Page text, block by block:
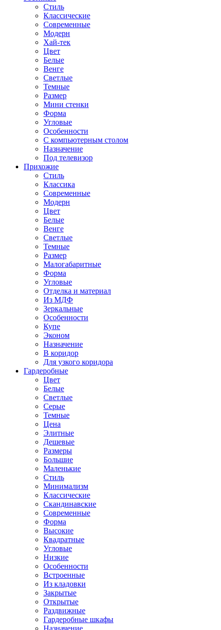
Стиль
Классические
Современные
Модерн
Хай-тек
Цвет
Белые
Венге
Светлые
Темные
Размер
Мини стенки
Форма
Угловые
Особенности
С компьютерным столом
Назначение
Под телевизор
Прихожие
Стиль
Классика
Современные
Модерн
Цвет
Белые
Венге
Светлые
Темные
Размер
Малогабаритные
Форма
Угловые
Отделка и материал
Из МДФ
Зеркальные
Особенности
Купе
Эконом
Назначение
В коридор
Для узкого коридора
Гардеробные
Цвет
Белые
Светлые
Серые
Темные
Цена
Элитные
Дешевые
Размеры
Большие
Маленькие
Стиль
Минимализм
Классические
Скандинавские
Современные
Форма
Высокие
Квадратные
Угловые
Низкие
Особенности
Встроенные
Из кладовки
Закрытые
Открытые
Раздвижные
Гардеробные шкафы
Назначение